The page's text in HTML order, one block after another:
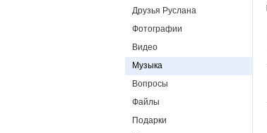
Друзья Руслана
Фотографии
Видео
Музыка
Вопросы
Файлы
Подарки